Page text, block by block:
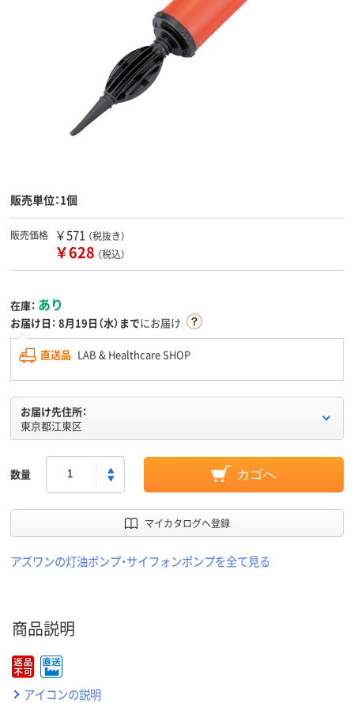
販売単位：1個
販売価格 ￥571 （税抜き）
￥628 （税込）
在庫： あり
お届け日： 8月19日（水）までにお届け
直送品 LAB & Healthcare SHOP
お届け先住所：
東京都江東区
数量 カゴへ
マイカタログへ登録
アズワンの灯油ポンプ・サイフォンポンプを全て見る
商品説明
アイコンの説明